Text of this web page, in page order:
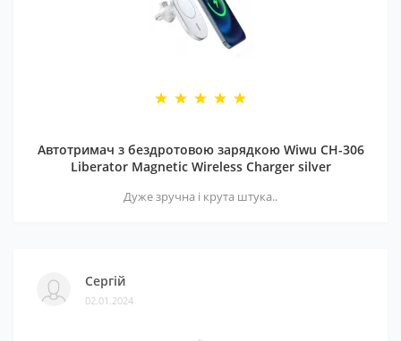
Автотримач з бездротовою зарядкою Wiwu CH-306
Liberator Magnetic Wireless Charger silver
Дуже зручна і крута штука..
Сергій
02.01.2024